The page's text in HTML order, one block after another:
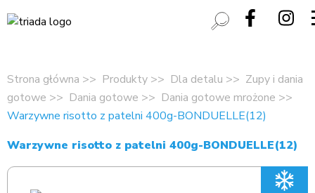
Strona główna Produkty Dla detalu
Zupy i dania
gotowe
Dania gotowe
Dania gotowe mrożone
Warzywne risotto z patelni 400g-BONDUELLE(12)
Warzywne risotto z patelni 400g-BONDUELLE(12)